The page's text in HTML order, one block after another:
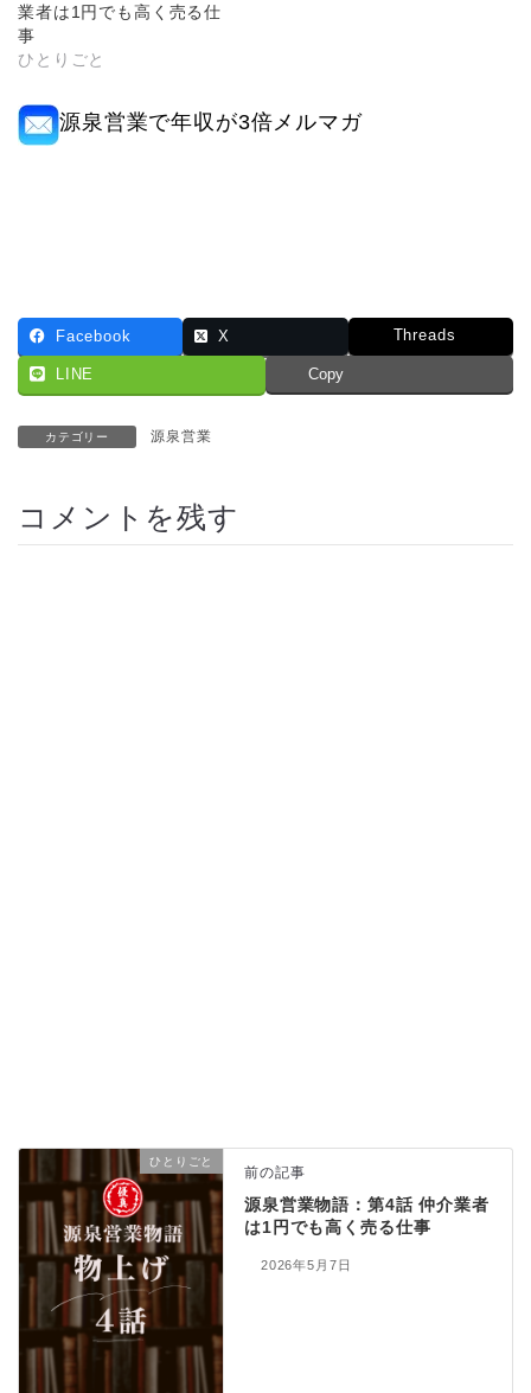
業者は1円でも高く売る仕
事
ひとりごと
源泉営業で年収が3倍メルマガ
Facebook X Threads
LINE Copy
カテゴリー 源泉営業
コメントを残す
ひとりごと
前の記事
源泉営業物語：第4話 仲介業者
は1円でも高く売る仕事
2026年5月7日